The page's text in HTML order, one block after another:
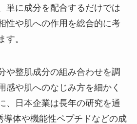
単に成分を配合するだけでは
性や肌への作用を総合的に考
す。
や整肌成分の組み合わせを調
感や肌へのなじみ方を細かく
、日本企業は長年の研究を通
導体や機能性ペプチドなどの成